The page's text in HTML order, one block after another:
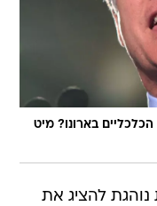
בארונו? מיט
להציג את